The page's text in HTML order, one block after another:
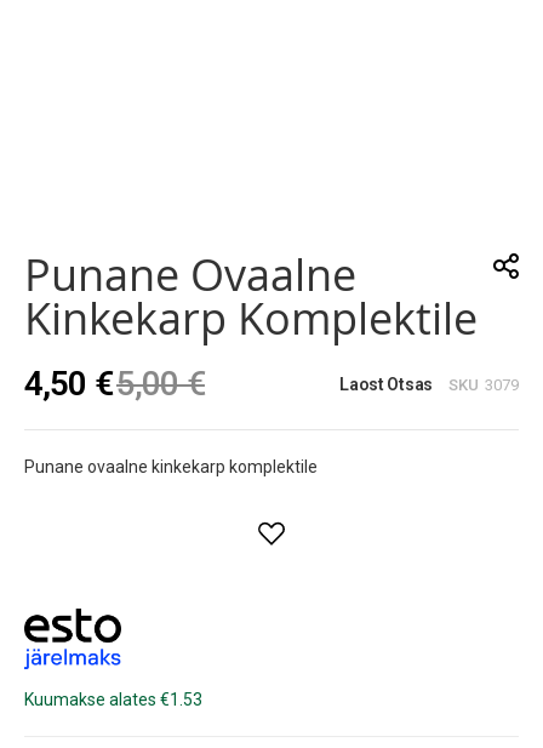
beginning
of
the
images
Punane Ovaalne
Kinkekarp Komplektile
4,50 €5,00 € Laost Otsas SKU 3079
Punane ovaalne kinkekarp komplektile
Kuumakse alates €1.53